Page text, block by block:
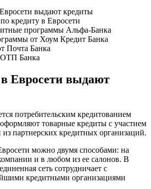
выдают кредиты
кредиту в Евросети
программы Альфа-Банка
от Хоум Кредит Банка
Почта Банка
Банка
Евросети выдают
потребительским кредитованием
товарные кредиты с участием
партнерских кредитных организаций.
можно двумя способами: на
и в любом из ее салонов. В
сеть сотрудничает с
кредитными организациями